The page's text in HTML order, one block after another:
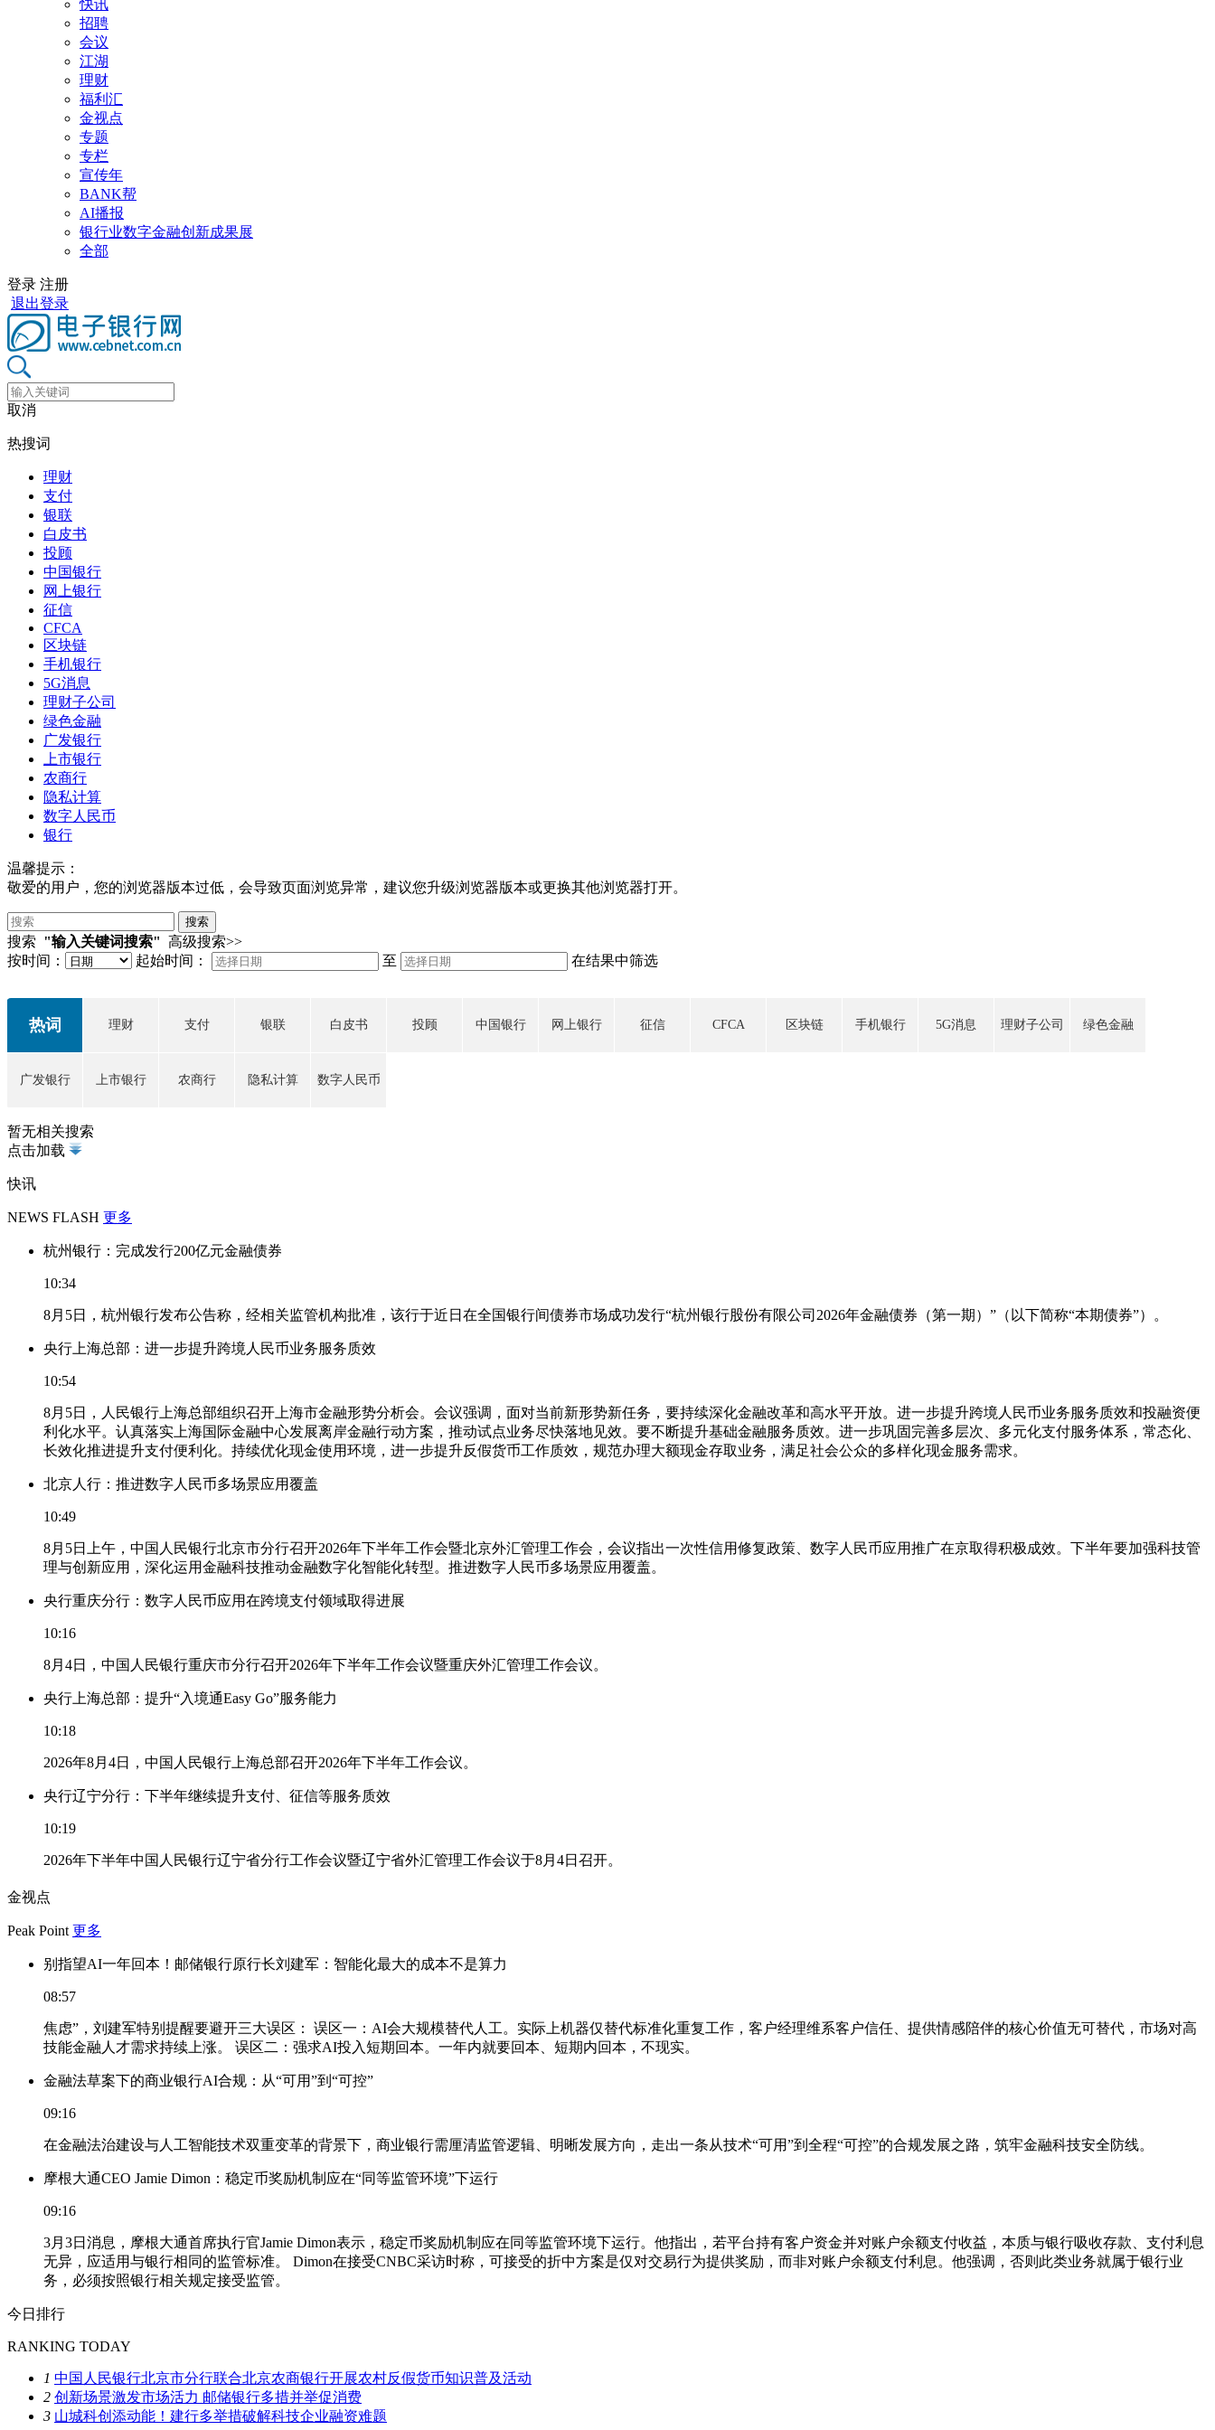
快讯
招聘
会议
江湖
理财
福利汇
金视点
专题
专栏
宣传年
BANK帮
AI播报
银行业数字金融创新成果展
全部
登录 注册
退出登录
取消
热搜词
理财
支付
银联
白皮书
投顾
中国银行
网上银行
征信
CFCA
区块链
手机银行
5G消息
理财子公司
绿色金融
广发银行
上市银行
农商行
隐私计算
数字人民币
银行
温馨提示：
敬爱的用户，您的浏览器版本过低，会导致页面浏览异常，建议您升级浏览器版本或更换其他浏览器打开。
搜索 "输入关键词搜索" 高级搜索>>
按时间：
起始时间： 至 在结果中筛选
热词 理财 支付 银联 白皮书 投顾 中国银行 网上银行 征信 CFCA 区块链 手机银行 5G消息 理财子公司 绿色金融
广发银行 上市银行 农商行 隐私计算 数字人民币
暂无相关搜索
点击加载
快讯
NEWS FLASH 更多
杭州银行：完成发行200亿元金融债券
10:34
8月5日，杭州银行发布公告称，经相关监管机构批准，该行于近日在全国银行间债券市场成功发行“杭州银行股份有限公司2026年金融债券（第一期）”（以下简称“本期债券”）。
央行上海总部：进一步提升跨境人民币业务服务质效
10:54
8月5日，人民银行上海总部组织召开上海市金融形势分析会。会议强调，面对当前新形势新任务，要持续深化金融改革和高水平开放。进一步提升跨境人民币业务服务质效和投融资便
利化水平。认真落实上海国际金融中心发展离岸金融行动方案，推动试点业务尽快落地见效。要不断提升基础金融服务质效。进一步巩固完善多层次、多元化支付服务体系，常态化、
长效化推进提升支付便利化。持续优化现金使用环境，进一步提升反假货币工作质效，规范办理大额现金存取业务，满足社会公众的多样化现金服务需求。
北京人行：推进数字人民币多场景应用覆盖
10:49
8月5日上午，中国人民银行北京市分行召开2026年下半年工作会暨北京外汇管理工作会，会议指出一次性信用修复政策、数字人民币应用推广在京取得积极成效。下半年要加强科技管
理与创新应用，深化运用金融科技推动金融数字化智能化转型。推进数字人民币多场景应用覆盖。
央行重庆分行：数字人民币应用在跨境支付领域取得进展
10:16
8月4日，中国人民银行重庆市分行召开2026年下半年工作会议暨重庆外汇管理工作会议。
央行上海总部：提升“入境通Easy Go”服务能力
10:18
2026年8月4日，中国人民银行上海总部召开2026年下半年工作会议。
央行辽宁分行：下半年继续提升支付、征信等服务质效
10:19
2026年下半年中国人民银行辽宁省分行工作会议暨辽宁省外汇管理工作会议于8月4日召开。
金视点
Peak Point 更多
别指望AI一年回本！邮储银行原行长刘建军：智能化最大的成本不是算力
08:57
焦虑”，刘建军特别提醒要避开三大误区： 误区一：AI会大规模替代人工。实际上机器仅替代标准化重复工作，客户经理维系客户信任、提供情感陪伴的核心价值无可替代，市场对高
技能金融人才需求持续上涨。 误区二：强求AI投入短期回本。一年内就要回本、短期内回本，不现实。
金融法草案下的商业银行AI合规：从“可用”到“可控”
09:16
在金融法治建设与人工智能技术双重变革的背景下，商业银行需厘清监管逻辑、明晰发展方向，走出一条从技术“可用”到全程“可控”的合规发展之路，筑牢金融科技安全防线。
摩根大通CEO Jamie Dimon：稳定币奖励机制应在“同等监管环境”下运行
09:16
3月3日消息，摩根大通首席执行官Jamie Dimon表示，稳定币奖励机制应在同等监管环境下运行。他指出，若平台持有客户资金并对账户余额支付收益，本质与银行吸收存款、支付利息
无异，应适用与银行相同的监管标准。 Dimon在接受CNBC采访时称，可接受的折中方案是仅对交易行为提供奖励，而非对账户余额支付利息。他强调，否则此类业务就属于银行业
务，必须按照银行相关规定接受监管。
今日排行
RANKING TODAY
1 中国人民银行北京市分行联合北京农商银行开展农村反假货币知识普及活动
2 创新场景激发市场活力 邮储银行多措并举促消费
3 山城科创添动能！建行多举措破解科技企业融资难题